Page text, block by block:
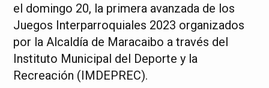
el domingo 20, la primera avanzada de los
Juegos Interparroquiales 2023 organizados
por la Alcaldía de Maracaibo a través del
Instituto Municipal del Deporte y la
Recreación (IMDEPREC).